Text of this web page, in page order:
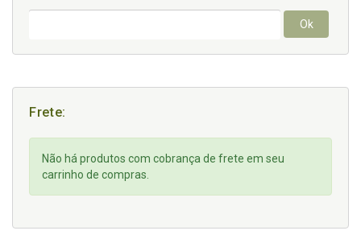
Ok
Frete:
Não há produtos com cobrança de frete em seu
carrinho de compras.